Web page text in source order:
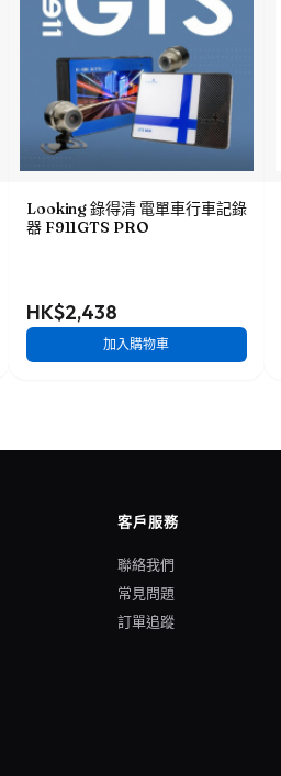
Looking 錄得清 電單車行車記錄
器 F911GTS PRO
HK$2,438
加入購物車
客戶服務
聯絡我們
常見問題
訂單追蹤